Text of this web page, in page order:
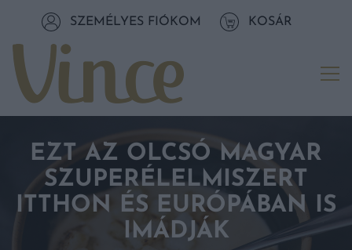
Tovább a tartalomhozSZEMÉLYES FIÓKOM KOSÁR
EZT AZ OLCSÓ MAGYAR
SZUPERÉLELMISZERT
ITTHON ÉS EURÓPÁBAN IS
IMÁDJÁK